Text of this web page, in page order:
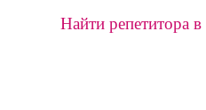
Найти репетитора